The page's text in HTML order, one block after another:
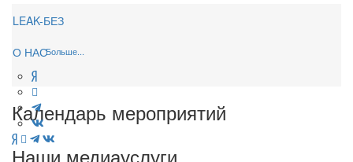
LEAK-БЕЗ
О НАСБольше...
Календарь мероприятий
Наши медиауслуги